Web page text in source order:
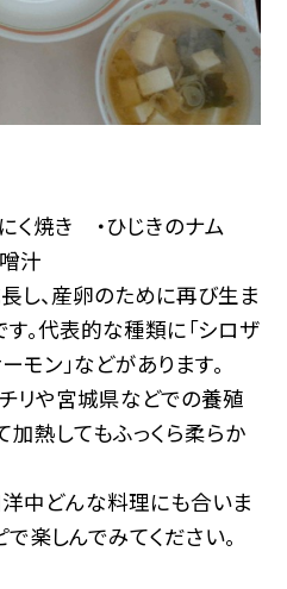
く焼き ・ひじきのナム
汁
し、産卵のために再び生ま
す。代表的な種類に「シロザ
モン」などがあります。
チリや宮城県などでの養殖
加熱してもふっくら柔らか
中どんな料理にも合いま
楽しんでみてください。